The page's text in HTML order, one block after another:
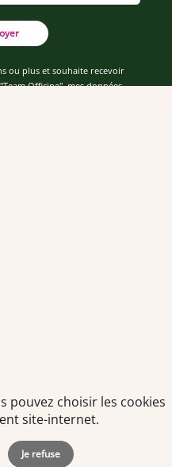
ou plus et souhaite recevoir
Officine", mes données
droits
cookies
pouvez choisir les cookies
site-internet.
Je refuse